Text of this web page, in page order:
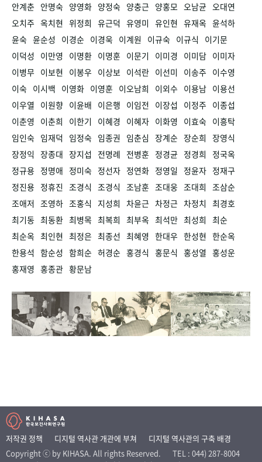
안계춘 안명숙 양영화 양정숙 양충근 양홍모 오남균 오대연
오치주 옥치현 위정희 유근덕 유영미 유인현 유재옥 윤석하
윤숙 윤순성 이경순 이경욱 이계원 이규숙 이규식
이기문
이덕성
이만영 이명환 이명훈 이문기 이미경 이미담 이미자
이병무 이보현 이봉우 이상보 이석란 이선미 이송주 이수영
이숙 이시백 이영화 이영훈 이오남희 이외수 이용남 이용선
이우열
이원향 이윤배 이은행 이임전 이장섭 이정주 이종섭
이춘영
이춘희 이한기 이혜경 이혜자 이화영 이효숙 이흥탁
임인숙 임재덕 임정숙 임종권 임춘심 장계순 장순희 장영식
장정익 장종대 장지섭 전명례 전병훈 정경균 정경희
정국옥
정규용 정명애 정미숙 정선자 정연화 정영일 정윤자 정재구
정진용 정휴진 조경식 조경식 조남훈 조대웅 조대희 조삼순
조애저 조영하 조홍식 지성희 차윤근 차정근 차정치 최경호
최기동 최동환 최병목 최복희 최부옥 최석만 최성희 최순
최순옥 최인현 최정은 최종선 최혜영 한대우 한성현 한순옥
한용석 함순성 함희순 허경순 홍경식 홍문식 홍성열 홍성운
홍재영 홍종관 황문남
저작권 정책 디지털 역사관 개관에 부쳐
디지털 역사관의 구축 배경
Copyright ⓒ by KIHASA. All rights Reserved.
TEL : 044) 287-8004